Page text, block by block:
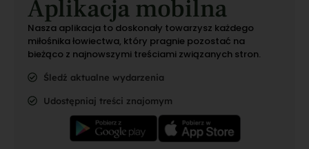
Aplikacja mobilna
Nasza aplikacja to doskonały towarzysz każdego
miłośnika łowiectwa, który pragnie pozostać na
bieżąco z najnowszymi treściami związanych stron.
Śledź aktualne wydarzenia
Udostępniaj treści znajomym